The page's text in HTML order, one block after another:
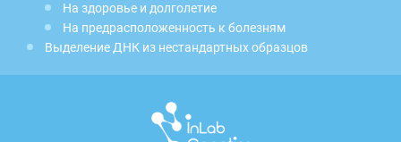
На здоровье и долголетие
На предрасположенность к болезням
Выделение ДНК из нестандартных образцов